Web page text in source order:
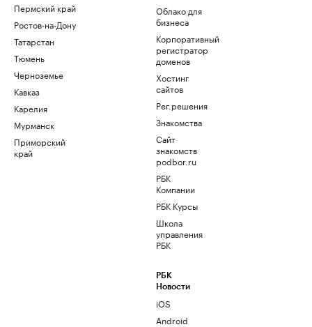
Пермский край
Ростов-на-Дону
Татарстан
Тюмень
Черноземье
Кавказ
Карелия
Мурманск
Приморский
край
Облако для
бизнеса
Корпоративный
регистратор
доменов
Хостинг
сайтов
Рег.решения
Знакомства
Сайт
знакомств
podbor.ru
РБК
Компании
РБК Курсы
Школа
управления
РБК
РБК
Новости
iOS
Android